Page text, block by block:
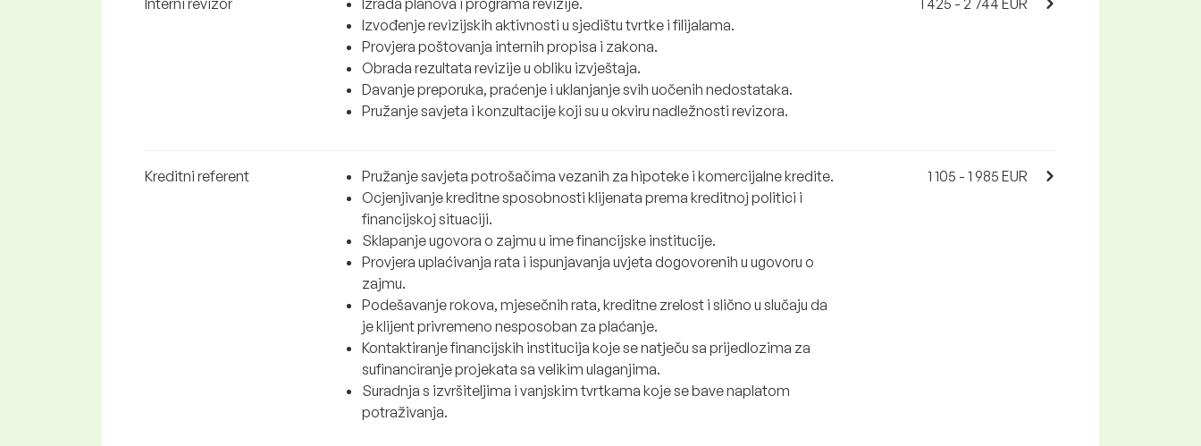
Izvođenje revizijskih aktivnosti u sjedištu tvrtke i filijalama.
Provjera poštovanja internih propisa i zakona.
Obrada rezultata revizije u obliku izvještaja.
Davanje preporuka, praćenje i uklanjanje svih uočenih nedostataka.
Pružanje savjeta i konzultacije koji su u okviru nadležnosti revizora.
Kreditni referent
Pružanje savjeta potrošačima vezanih za hipoteke i komercijalne kredite.
Ocjenjivanje kreditne sposobnosti klijenata prema kreditnoj politici i
financijskoj situaciji.
Sklapanje ugovora o zajmu u ime financijske institucije.
Provjera uplaćivanja rata i ispunjavanja uvjeta dogovorenih u ugovoru o
zajmu.
Podešavanje rokova, mjesečnih rata, kreditne zrelost i slično u slučaju da
je klijent privremeno nesposoban za plaćanje.
Kontaktiranje financijskih institucija koje se natječu sa prijedlozima za
sufinanciranje projekata sa velikim ulaganjima.
Suradnja s izvršiteljima i vanjskim tvrtkama koje se bave naplatom
potraživanja.
1 105 - 1 985 EUR